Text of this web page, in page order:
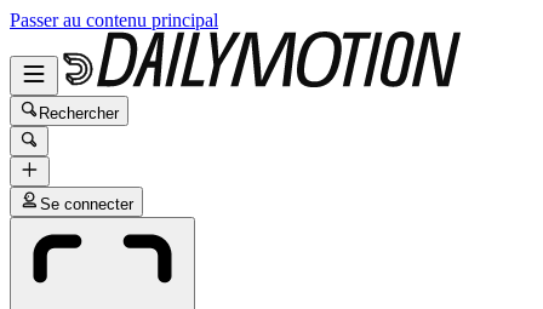
Passer au contenu principal
Rechercher
Se connecter